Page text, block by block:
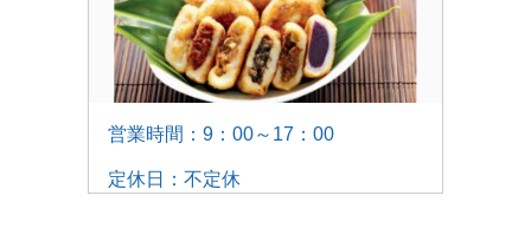
営業時間：9：00～17：00
定休日：不定休